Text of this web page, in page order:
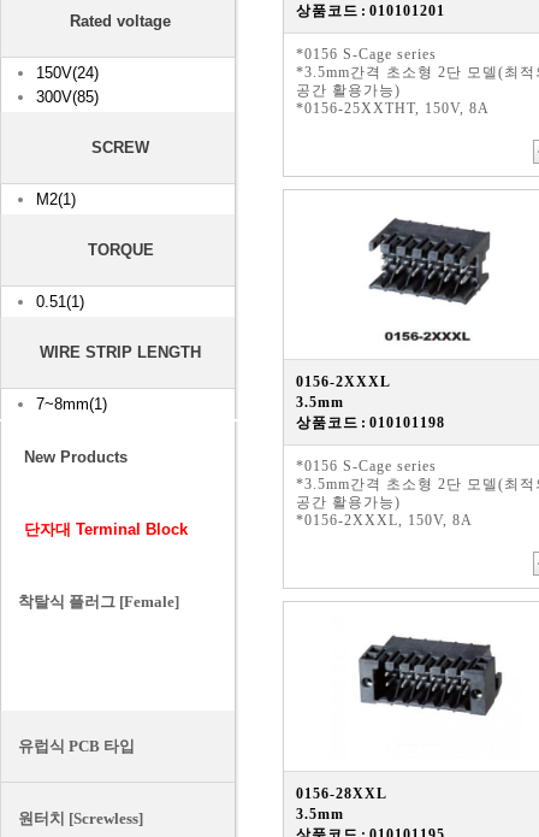
Rated voltage
150V(24)
300V(85)
SCREW
M2(1)
TORQUE
0.51(1)
WIRE STRIP LENGTH
7~8mm(1)
New Products
단자대 Terminal Block
착탈식 플러그 [Female]
유럽식 PCB 타입
원터치 [Screwless]
상품코드 : 010101201
*0156 S-Cage series
*3.5mm간격 초소형 2단 모델(최적
공간 활용가능)
*0156-25XXTHT, 150V, 8A
0156-2XXXL
3.5mm
상품코드 : 010101198
*0156 S-Cage series
*3.5mm간격 초소형 2단 모델(최적
공간 활용가능)
*0156-2XXXL, 150V, 8A
0156-28XXL
3.5mm